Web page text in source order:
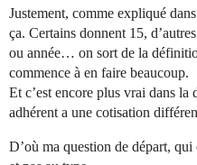
Justement, comme expliqué
ça. Certains donnent 15,
ou année… on sort de la
commence à en faire beaucoup.
Et c’est encore plus vrai dans
adhérent a une cotisation
D’où ma question de départ,